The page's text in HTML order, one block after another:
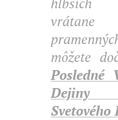
vrátane
môžete
Posledné
Dejiny